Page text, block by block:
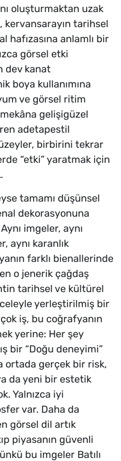
oluşturmaktan uzak
tarihsel
hafızasına anlamlı bir
görsel etki
dev kanat
boya kullanımına
ve görsel ritim
gelişigüzel
adetapestil
birbirini tekrar
“etki” yaratmak için
tamamı düşünsel
dekorasyonuna
imgeler, aynı
aynı karanlık
farklı bienallerinde
o jenerik çağdaş
tarihsel ve kültürel
yerleştirilmiş bir
iş, bu coğrafyanın
yerine: Her şey
bir “Doğu deneyimi”
ortada gerçek bir risk,
da yeni bir estetik
Yalnızca iyi
var. Daha da
görsel dil artık
piyasanın güvenli
bu imgeler Batılı